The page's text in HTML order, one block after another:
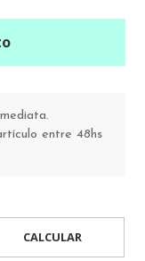
entre 48hs
CALCULAR